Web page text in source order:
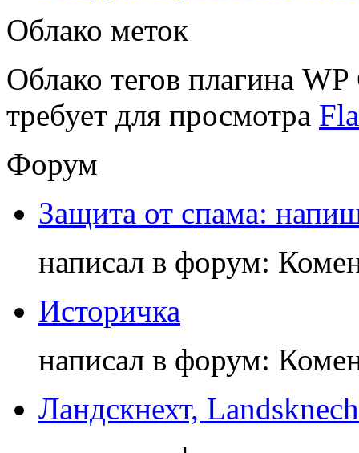
Облако меток
Облако тегов плагина
требует для просмотра
Форум
Защита от спама:
написал в форум:
Историчка
написал в форум:
Ландскнехт,